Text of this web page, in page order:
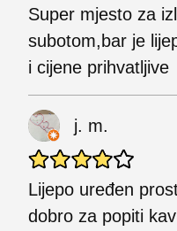
Super mjesto za
subotom,bar je
i cijene prihvatljive
j. m.
Lijepo uređen
dobro za popiti